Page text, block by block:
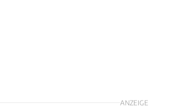
ANZEIGE